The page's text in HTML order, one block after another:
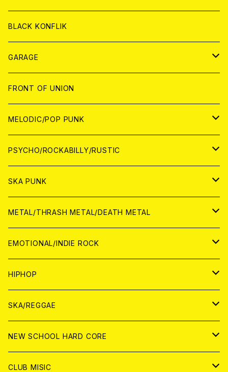
ANALOG
ANALOG
CD
ANALOG
BLACK KONFLIK
GARAGE
JAPAN
アナログ
CD
WORLD
アナログ
CD
FRONT OF UNION
MELODIC/POP PUNK
JAPAN
CD
ANALOG
WORLD
CD
ANALOG
PSYCHO/ROCKABILLY/RUSTIC
JAPAN
CD
ANALOG
WORLD
CD
ANALOG
SKA PUNK
JAPAN
CD
ANALOG
WORLD
CD
ANALOG
METAL/THRASH METAL/DEATH METAL
JAPAN
CD
ANALOG
WORLD
ANALOG
CD
EMOTIONAL/INDIE ROCK
JAPAN
CD
ANALOG
WORLD
CD
ANALOG
HIPHOP
JAPAN
CD
ANALOG
WORLD
CD
SKA/REGGAE
JAPAN
CD
WORLD
NEW SCHOOL HARD CORE
JAPAN
CLUB MISIC